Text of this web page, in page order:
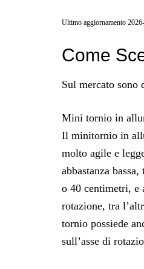
Ultimo aggiornamento
Come
Sul mercato
Mini tornio in
Il minitornio in
molto agile e
abbastanza
o 40 centimetri, e
rotazione, tra
tornio possiede
sull’asse di